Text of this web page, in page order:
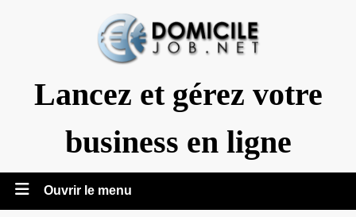
Lancez et gérez votre
business en ligne
Ouvrir le menu